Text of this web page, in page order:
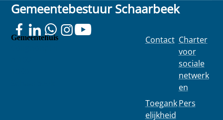
Gemeentebestuur Schaarbeek
Gemeentehuis Contact
Toegank
elijkheid
Charter
voor
sociale
netwerk
en
Pers